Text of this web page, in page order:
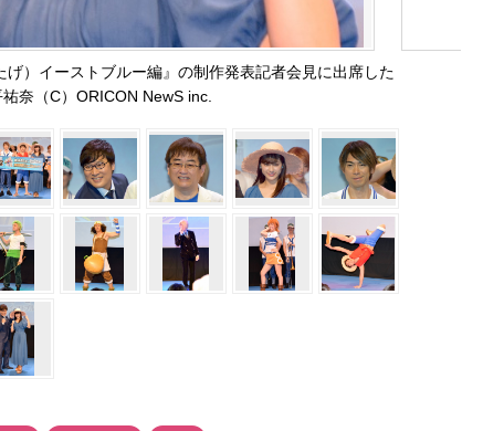
げ）イーストブルー編』の制作発表記者会見に出席した
祐奈（C）ORICON NewS inc.